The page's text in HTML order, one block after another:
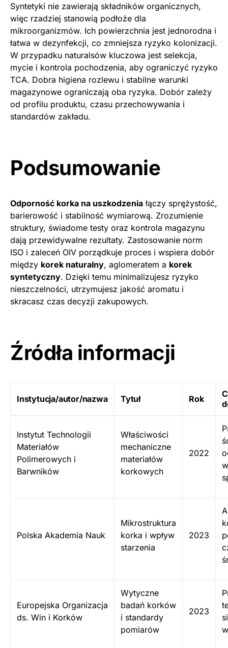
Syntetyki nie zawierają składników organicznych,
więc rzadziej stanowią podłoże dla
mikroorganizmów. Ich powierzchnia jest jednorodna i
łatwa w dezynfekcji, co zmniejsza ryzyko kolonizacji.
W przypadku naturalsów kluczowa jest selekcja,
mycie i kontrola pochodzenia, aby ograniczyć ryzyko
TCA. Dobra higiena rozlewu i stabilne warunki
magazynowe ograniczają oba ryzyka. Dobór zależy
od profilu produktu, czasu przechowywania i
standardów zakładu.
Podsumowanie
Odporność korka na uszkodzenia łączy sprężystość,
barierowość i stabilność wymiarową. Zrozumienie
struktury, świadome testy oraz kontrola magazynu
dają przewidywalne rezultaty. Zastosowanie norm
ISO i zaleceń OIV porządkuje proces i wspiera dobór
między korek naturalny, aglomeratem a korek
syntetyczny. Dzięki temu minimalizujesz ryzyko
nieszczelności, utrzymujesz jakość aromatu i
skracasz czas decyzji zakupowych.
Źródła informacji
Instytucja/autor/nazwa Tytuł Rok
Instytut Technologii
Materiałów
Polimerowych i
Barwników
Właściwości
mechaniczne
materiałów
korkowych
2022
Polska Akademia Nauk
Mikrostruktura
korka i wpływ
starzenia
2023
Europejska Organizacja
ds. Win i Korków
Wytyczne
badań korków
i standardy
pomiarów
2023